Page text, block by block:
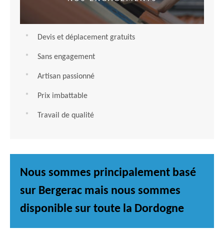
Devis et déplacement gratuits
Sans engagement
Artisan passionné
Prix imbattable
Travail de qualité
Nous sommes principalement basé
sur Bergerac mais nous sommes
disponible sur toute la Dordogne